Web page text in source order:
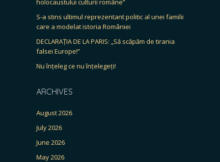
holocaustului culturii române”
S-a stins ultimul reprezentant politic al unei familii
care a modelat istoria României
DECLARAȚIA DE LA PARIS: „Să scăpăm de tirania
falsei Europe!”
Nu înțeleg ce nu înțelegeți!
ARCHIVES
August 2026
July 2026
June 2026
May 2026